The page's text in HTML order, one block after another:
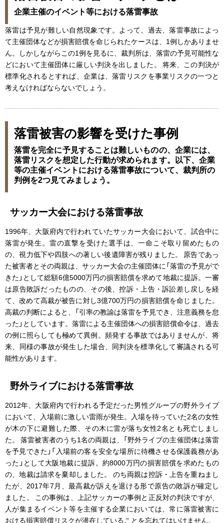
企業主催のイベント等における落雷事故
落雷は予見が難しい自然現象です。よって、過去、落雷事故によっ
て主催団体などが損害賠償を命じられたケースは、1例しかありませ
ん。しかしながらこの1例を見るに、裁判所は、落雷の予見可能性な
どにおいて主催団体に厳しい判決を出しました。 将来、この判決が
標準化されるとすれば、企業は、落雷リスクを事業リスクの一つと
考えなければならないでしょう。
落雷被害の影響を受けた事例
落雷を完全に予見することは難しいものの、企業には、
落雷リスクを想定した行動が求められます。以下、企業
等の主催イベントにおける落雷事故について、裁判所の
判例を2つ見てみましょう。
サッカー大会における落雷事故
1996年、大阪府内で行われていたサッカー大会において、試合中に
落雷が発生。雷の直撃を受けた選手は、一命こそ取り留めたもの
の、視力低下や四肢への著しい後遺障害が残りました。 原告であっ
た被害者とその両親は、サッカー大会の主催団体に「落雷の予見がで
きた」として総額6億5000万円の損害賠償を求めて地裁に提訴。一審
は原告敗訴だったものの、その後、控訴・上告・訴訟差し戻しを経
て、改めて高裁が被告に対し3億700万円の損害賠償を命じました。
高裁の判断によると、「引率の教諭は落雷を予見でき、注意義務を怠
った」としています。落雷による主催団体への損害賠償命令は、過去
の例に照らしても極めて異例。頻発する事故ではありませんが、将
来、同様の事故が発生した場合、同判決を標準化して審議される可
能性があります。
野外ライブにおける落雷事故
2012年、大阪府内で行われる予定だった男性グループの野外ライブ
において、入場前に激しい雷雨が発生。入場を待っていた2名の女性
が木の下に避難した際、その木に雷が落ち女性2名とも死亡しまし
た。 落雷被害者のうち1名の両親は、「野外ライブの主催団体は落雷
を予見できた」「入場前の客を安全な場所に待機させる保護義務があ
った」として大阪地裁に提訴。約8000万円の損害賠償を求めたもの
の、地裁は請求を棄却しました。 のち両親は控訴・上告を重ねまし
たが、2017年7月、最高裁が訴えを退ける形で原告の敗訴が確定し
ました。 この事例は、上記サッカーの事例と正反対の判決ですが、
人が集まるイベント等を主催する企業においては、常に落雷被害に
おける損害賠償リスクが潜在していることを忘れてはいけません。